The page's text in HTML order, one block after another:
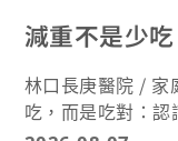
白血球數檢查。 (6)血糖、血清丙胺酸轉胺酶
密度脂蛋白膽固醇之檢查。 4.
規定且未逾到職
吳明忠主任多年
保、安衛與消防
園環境，具體成果包括： 於107年度榮
園環境管理現況調
提升教職員工的健康意
林口長庚醫院 / 家
吃，而是吃對：